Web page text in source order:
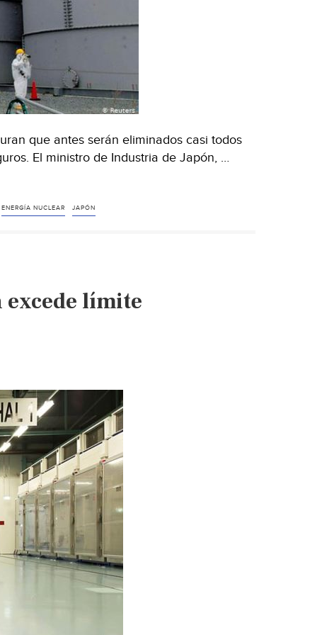
que antes serán eliminados casi todos
El ministro de Industria de Japón, …
ENERGÍA NUCLEAR JAPÓN
excede límite